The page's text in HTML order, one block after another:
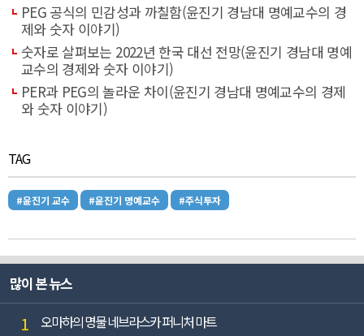
PEG 공식의 민감성과 까칠함(윤진기 경남대 명예교수의 경
제와 숫자 이야기)
숫자로 살펴보는 2022년 한국 대선 전망(윤진기 경남대 명예
교수의 경제와 숫자 이야기)
PER과 PEG의 놀라운 차이(윤진기 경남대 명예교수의 경제
와 숫자 이야기)
TAG
#윤진기 교수 #윤진기 명예교수 #주식투자
많이 본 뉴스
1 오마하의 명물 네브라스카 퍼니처 마트